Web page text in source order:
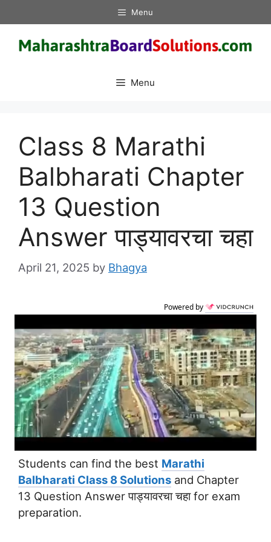
to
content
Menu
Menu
Class 8 Marathi
Balbharati Chapter
13 Question
Answer पाड्यावरचा चहा
April 21, 2025 by Bhagya
Powered by
Students can find the best Marathi
Balbharati Class 8 Solutions and Chapter
13 Question Answer पाड्यावरचा चहा for exam
preparation.